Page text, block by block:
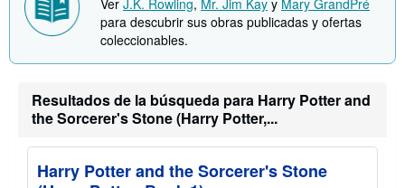
Ver J.K. Rowling, Mr. Jim Kay y Mary GrandPré
para descubrir sus obras publicadas y ofertas
coleccionables.
Resultados de la búsqueda para Harry Potter and
the Sorcerer's Stone (Harry Potter,...
Harry Potter and the Sorcerer's Stone